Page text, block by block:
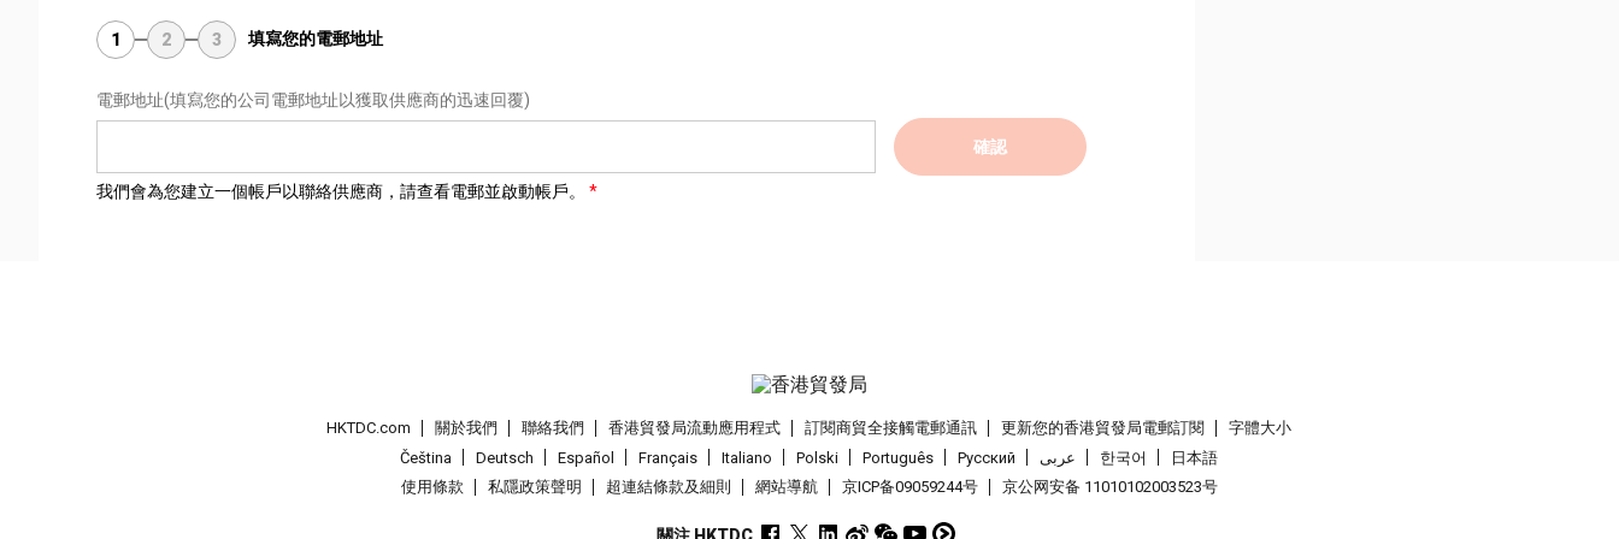
1 2 3 填寫您的電郵地址
電郵地址(填寫您的公司電郵地址以獲取供應商的迅速回覆)
確認
我們會為您建立一個帳戶以聯絡供應商，請查看電郵並啟動帳戶。
HKTDC.com 關於我們 聯絡我們 香港貿發局流動應用程式 訂閱商貿全接觸電郵通訊 更新您的香港貿發局電郵訂閱
字體大小
Čeština
Deutsch Español Français Italiano Polski Português Pусский عربى 한국어
日本語
使用條款
私隱政策聲明 超連結條款及細則 網站導航 京ICP备09059244号 京公网安备 11010102003523号
關注 HKTDC